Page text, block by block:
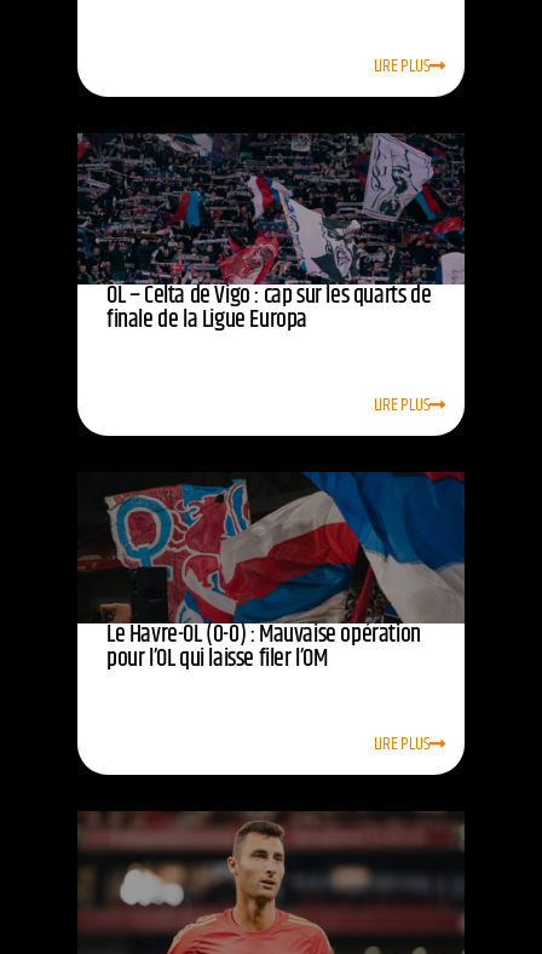
LIRE PLUS
OL – Celta de Vigo : cap sur les quarts de
finale de la Ligue Europa
LIRE PLUS
Le Havre-OL (0-0) : Mauvaise opération
pour l’OL qui laisse filer l’OM
LIRE PLUS